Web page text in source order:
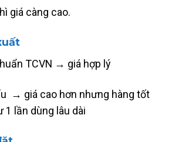
giá càng cao.
TCVN → giá hợp lý
→ giá cao hơn nhưng hàng tốt
1 lần dùng lâu dài